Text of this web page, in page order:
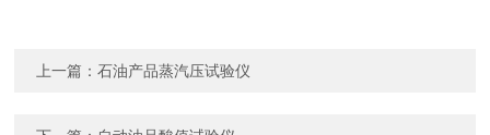
上一篇：石油产品蒸汽压试验仪